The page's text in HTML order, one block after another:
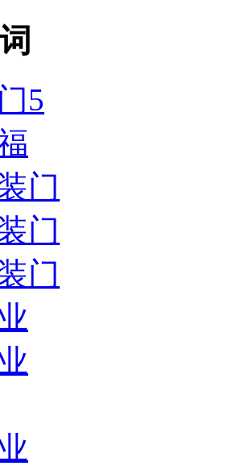
5
门
门
门